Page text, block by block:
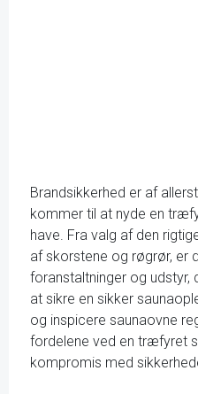
Brand­sikkerhed er af
kommer til at nyde en
have. Fra valg af den
af skorstene og røgrør, er
foranstaltninger og
at sikre en sikker
og inspicere saunaovne
fordelene ved en træfyret
kompromis med